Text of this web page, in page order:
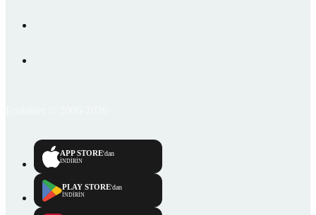
APP STORE'dan
İNDİRİN
PLAY STORE'dan
İNDİRİN